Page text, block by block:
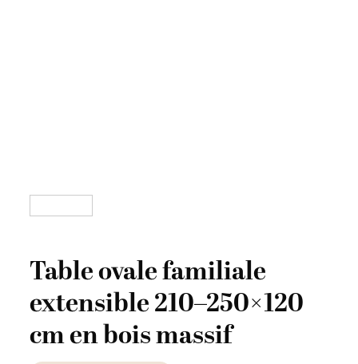
Table ovale familiale
extensible 210–250×120
cm en bois massif